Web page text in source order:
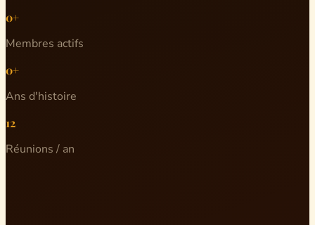
0+
Membres actifs
0+
Ans d'histoire
12
Réunions / an